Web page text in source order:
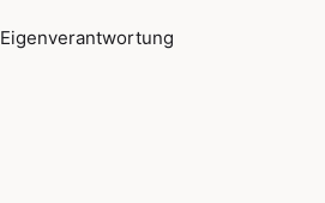
Eigenverantwortung